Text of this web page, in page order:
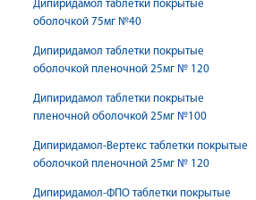
Дипиридамол таблетки покрытые
оболочкой 75мг №40
Дипиридамол таблетки покрытые
оболочкой пленочной 25мг № 120
Дипиридамол таблетки покрытые
пленочной оболочкой 25мг №100
Дипиридамол-Вертекс таблетки покрытые
оболочкой пленочной 25мг № 120
Дипиридамол-ФПО таблетки покрытые